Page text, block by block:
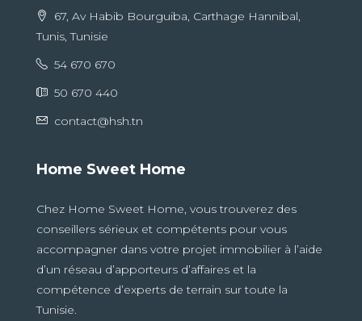
67, Av Habib Bourguiba, Carthage Hannibal,
Tunis, Tunisie
54 670 670
50 670 440
contact@hsh.tn
Home Sweet Home
Chez Home Sweet Home, vous trouverez des
conseillers sérieux et compétents pour vous
accompagner dans votre projet immobilier à l’aide
d’un réseau d’apporteurs d’affaires et la
compétence d’experts de terrain sur toute la
Tunisie.